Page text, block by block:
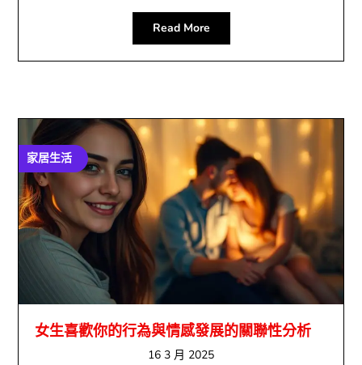
Read More
家居生活
女生喜歡你的行為與情感發展的關聯性分析
16 3 月 2025